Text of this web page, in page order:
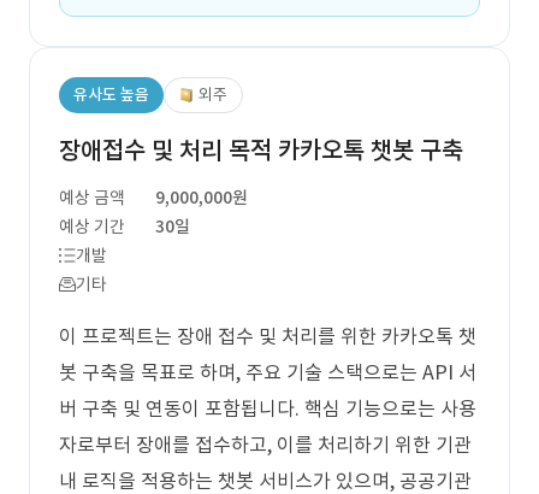
유사도 높음 외주
장애접수 및 처리 목적 카카오톡 챗봇 구축
예상 금액
9,000,000원
예상 기간
30일
개발
기타
이 프로젝트는 장애 접수 및 처리를 위한 카카오톡 챗
봇 구축을 목표로 하며, 주요 기술 스택으로는 API 서
버 구축 및 연동이 포함됩니다. 핵심 기능으로는 사용
자로부터 장애를 접수하고, 이를 처리하기 위한 기관
내 로직을 적용하는 챗봇 서비스가 있으며, 공공기관